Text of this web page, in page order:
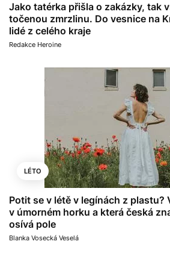
Jako tatérka přišla o zakázky, tak
točenou zmrzlinu. Do vesnice na
lidé z celého kraje
Redakce Heroine
LÉTO
Potit se v létě v legínách z plastu?
v úmorném horku a která česká
osívá pole
Blanka Vosecká Veselá